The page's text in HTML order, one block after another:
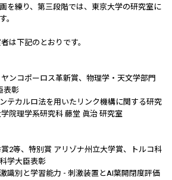
を練り、第三段階では、東京大学の研究室に
。
は下記のとおりです。
ンコポーロス革新賞、物理学・天文学部門
表彰
テカルロ法を用いたリンク機構に関する研究
院理学系研究科 藤堂 眞治 研究室
2等、特別賞 アリゾナ州立大学賞、トルコ科
学大臣表彰
識別と学習能力 - 刺激装置とAI葉開閉度評価